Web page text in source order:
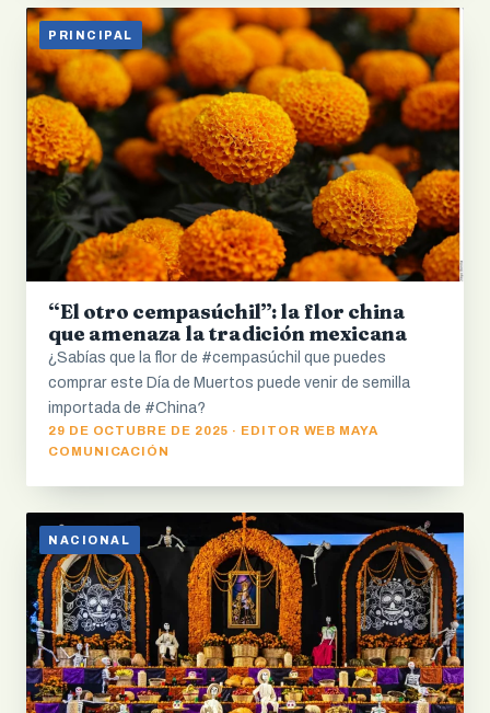
PRINCIPAL
“El otro cempasúchil”: la flor china
que amenaza la tradición mexicana
¿Sabías que la flor de #cempasúchil que puedes
comprar este Día de Muertos puede venir de semilla
importada de #China?
29 DE OCTUBRE DE 2025 · EDITOR WEB MAYA
COMUNICACIÓN
NACIONAL